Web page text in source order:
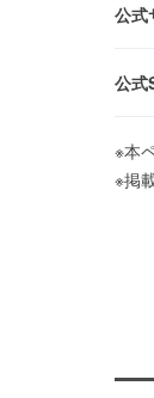
公式
公式
※本
※掲